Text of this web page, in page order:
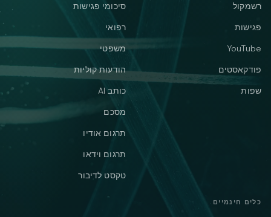
רשמקול
פגישות
YouTube
פודקאסטים
שפות
סיכומי פגישות
רפואי
משפטי
הודעות קוליות
כותב AI
מסכם
תרגום אודיו
תרגום וידאו
טקסט לדיבור
כלים חינמיים